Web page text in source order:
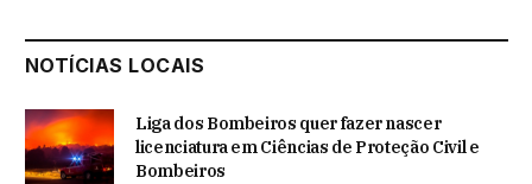
NOTÍCIAS LOCAIS
Liga dos Bombeiros quer fazer nascer
licenciatura em Ciências de Proteção Civil e
Bombeiros